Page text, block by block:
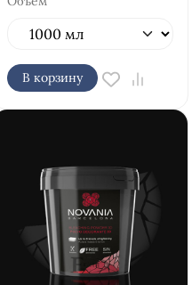
В корзину